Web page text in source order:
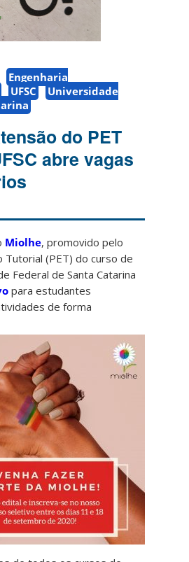
Engenharia
UFSC
Universidade
do PET
abre vagas
Miolhe, promovido pelo
Tutorial (PET) do curso de
Federal de Santa Catarina
para estudantes
de forma